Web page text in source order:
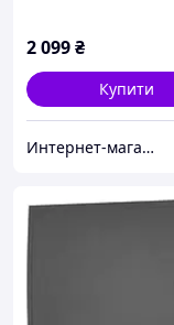
2 099₴
Купити
Интернет-магазин Каморка